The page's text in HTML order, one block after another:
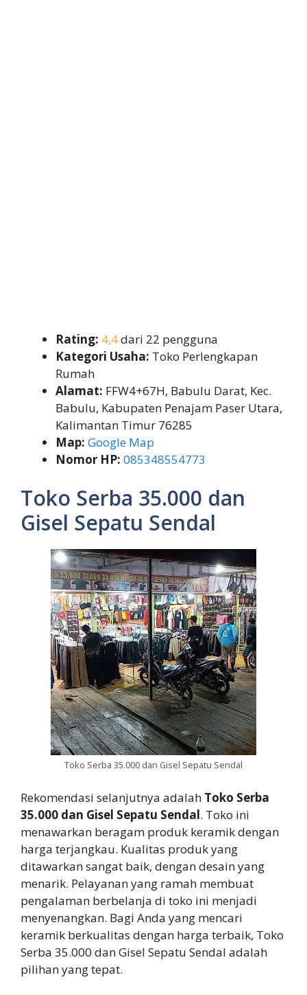
Rating: 4,4dari 22 pengguna
Kategori Usaha: Toko Perlengkapan
Rumah
Alamat: FFW4+67H, Babulu Darat, Kec.
Babulu, Kabupaten Penajam Paser Utara,
Kalimantan Timur 76285
Map: Google Map
Nomor HP: 085348554773
Toko Serba 35.000 dan
Gisel Sepatu Sendal
Toko Serba 35.000 dan Gisel Sepatu Sendal
Rekomendasi selanjutnya adalah Toko Serba
35.000 dan Gisel Sepatu Sendal. Toko ini
menawarkan beragam produk keramik dengan
harga terjangkau. Kualitas produk yang
ditawarkan sangat baik, dengan desain yang
menarik. Pelayanan yang ramah membuat
pengalaman berbelanja di toko ini menjadi
menyenangkan. Bagi Anda yang mencari
keramik berkualitas dengan harga terbaik, Toko
Serba 35.000 dan Gisel Sepatu Sendal adalah
pilihan yang tepat.